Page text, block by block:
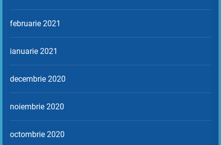
februarie 2021
ianuarie 2021
decembrie 2020
noiembrie 2020
octombrie 2020